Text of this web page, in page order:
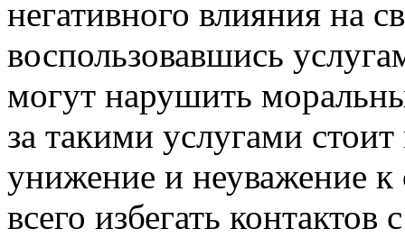
негативного влияния на
воспользовавшись
могут нарушить
за такими услугами
унижение и неуважение
всего избегать